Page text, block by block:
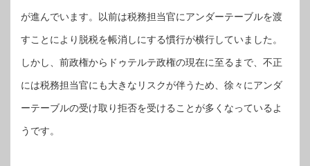
が進んでいます。以前は税務担当官にアンダーテーブルを渡
すことにより脱税を帳消しにする慣行が横行していました。
しかし、前政権からドゥテルテ政権の現在に至るまで、不正
には税務担当官にも大きなリスクが伴うため、徐々にアンダ
ーテーブルの受け取り拒否を受けることが多くなっているよ
うです。